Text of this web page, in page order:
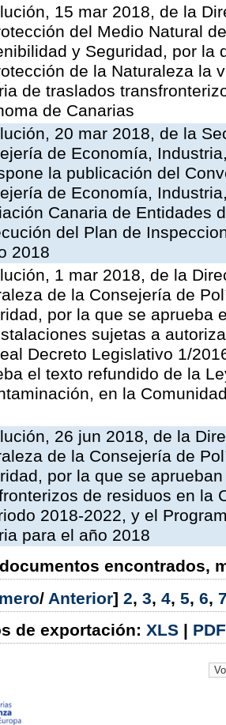
15 mar 2018, de la
del Medio Natural
y Seguridad, por la
de la Naturaleza la
de traslados
de Canarias
20 mar 2018, de la
de Economía,
la publicación del
de Economía,
Canaria de Entidades
del Plan de
2018
1 mar 2018, de la
de la Consejería de
por la que se aprueba
sujetas a
Decreto Legislativo 1/
el texto refundido de la
en la
26 jun 2018, de la
de la Consejería de
por la que se
de residuos en la
2018-2022, y el
para el año 2018
encontrados,
/ Anterior] 2, 3, 4, 5, 6,
de exportación: XLS | PDF